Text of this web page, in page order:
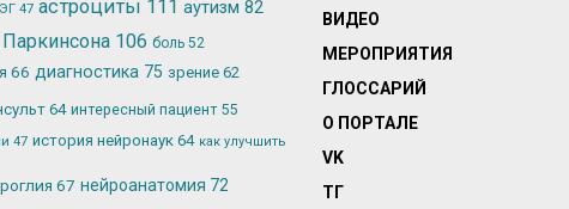
47 астроциты 111 аутизм 82
106 боль 52
66 диагностика 75 зрение 62
64 интересный пациент 55
47 история нейронаук 64 как улучшить
67 нейроанатомия 72
ВИДЕО
МЕРОПРИЯТИЯ
ГЛОССАРИЙ
О ПОРТАЛЕ
VK
ТГ